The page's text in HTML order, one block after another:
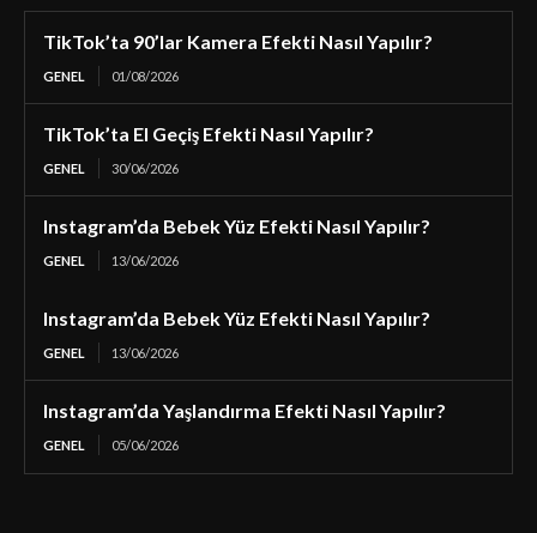
TikTok’ta 90’lar Kamera Efekti Nasıl Yapılır?
GENEL 01/08/2026
TikTok’ta El Geçiş Efekti Nasıl Yapılır?
GENEL 30/06/2026
Instagram’da Bebek Yüz Efekti Nasıl Yapılır?
GENEL 13/06/2026
Instagram’da Bebek Yüz Efekti Nasıl Yapılır?
GENEL 13/06/2026
Instagram’da Yaşlandırma Efekti Nasıl Yapılır?
GENEL 05/06/2026